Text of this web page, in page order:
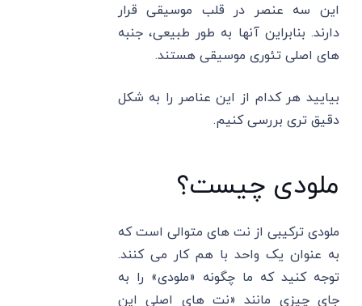
این سه عنصر در قلب موسیقی قرار
دارند. بنابراین آنها به طور طبیعی، جنبه
های اصلی تئوری موسیقی هستند.
بیایید هر کدام از این عناصر را به شکل
دقیق تری بررسی کنیم.
ملودی چیست؟
ملودی ترکیبی از نت های متوالی است که
به عنوان یک واحد با هم کار می کنند.
توجه کنید که ما چگونه «ملودی» را به
جای چیزی مانند «نت های اصلی این